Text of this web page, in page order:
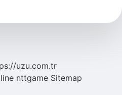
uzu.com.tr
nttgame Sitemap